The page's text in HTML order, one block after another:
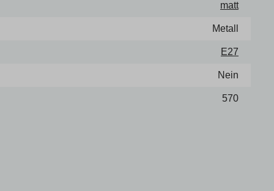
matt
Metall
E27
Nein
570